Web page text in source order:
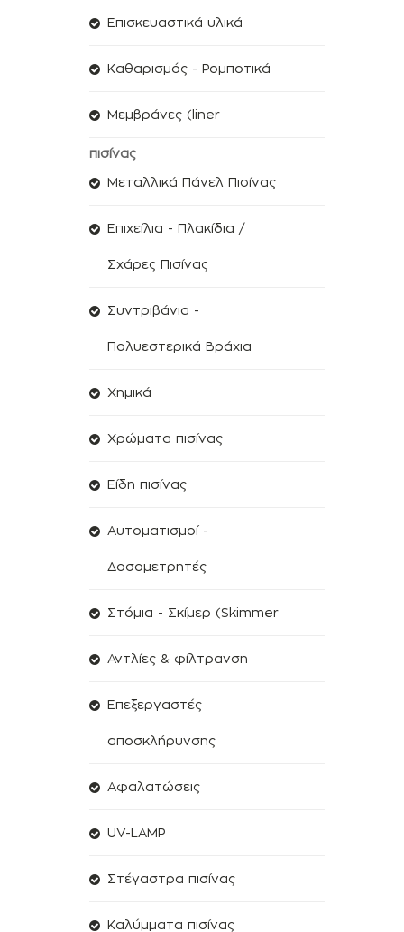
Επισκευαστικά υλικά
Καθαρισμός - Ρομποτικά
Μεμβράνες (liner
πισίνας
Μεταλλικά Πάνελ Πισίνας
Επιχείλια - Πλακίδια /
Σχάρες Πισίνας
Συντριβάνια -
Πολυεστερικά Βράχια
Χημικά
Χρώματα πισίνας
Είδη πισίνας
Αυτοματισμοί -
Δοσομετρητές
Στόμια - Σκίμερ (Skimmer
Αντλίες & φίλτρανση
Επεξεργαστές
αποσκλήρυνσης
Aφαλατώσεις
UV-LAMP
Στέγαστρα πισίνας
Kαλύμματα πισίνας